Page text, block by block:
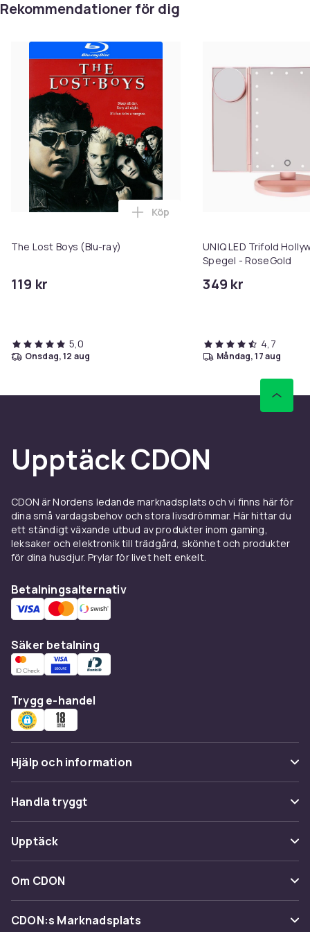
4K Ultra HD/Full HD
Batteritid (Minuter)
Format
4K Ultra HD
Rekommenderad ålder (min)
Artikel.nr.
Produktsäkerhetsinformation
Rekommendationer för dig
The Lost Boys (Blu-ray)
119 kr
Lägg till The Lost Boys (Blu-
Köp
5,0
onsdag, 12 aug
UNIQ LED Trifold
Spegel - RoseGold
349 kr
4,7
måndag, 17 aug
Upptäck CDON
CDON är Nordens ledande marknadsplats och vi finns här för
dina små vardagsbehov och stora livsdrömmar. Här hittar du
ett ständigt växande utbud av produkter inom gaming,
leksaker och elektronik till trädgård, skönhet och produkter
för dina husdjur. Prylar för livet helt enkelt.
Betalningsalternativ
Säker betalning
Trygg e-handel
Hjälp och information
Vanliga frågor
Spåra paket
Ångra & Returnera här
Kundservice
Handla tryggt
Betalning
Leverans
Återkallelser
Upptäck
Kategorier
Varumärken
Om CDON
Om oss
CDON:s Marknadsplats